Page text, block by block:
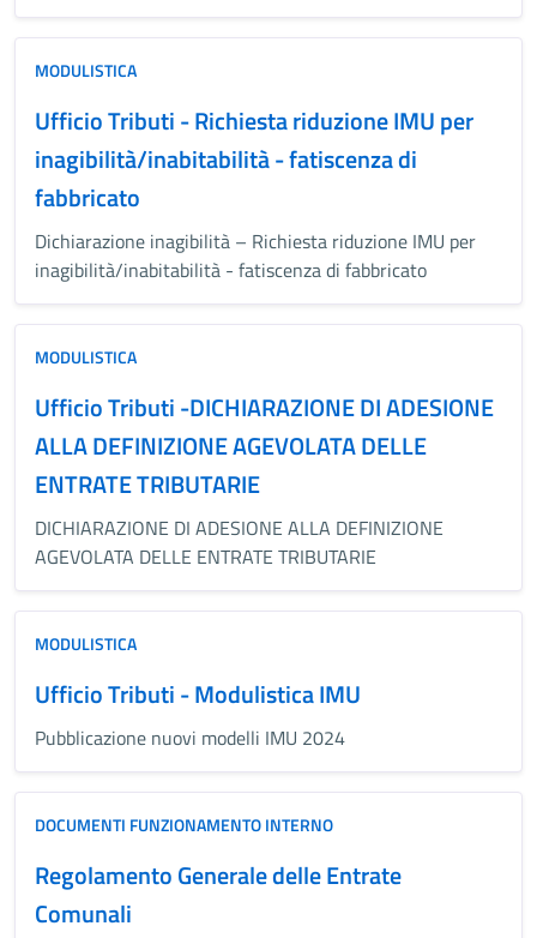
MODULISTICA
Ufficio Tributi - Richiesta riduzione IMU per
inagibilità/inabitabilità - fatiscenza di
fabbricato
Dichiarazione inagibilità – Richiesta riduzione IMU per
inagibilità/inabitabilità - fatiscenza di fabbricato
MODULISTICA
Ufficio Tributi -DICHIARAZIONE DI ADESIONE
ALLA DEFINIZIONE AGEVOLATA DELLE
ENTRATE TRIBUTARIE
DICHIARAZIONE DI ADESIONE ALLA DEFINIZIONE
AGEVOLATA DELLE ENTRATE TRIBUTARIE
MODULISTICA
Ufficio Tributi - Modulistica IMU
Pubblicazione nuovi modelli IMU 2024
DOCUMENTI FUNZIONAMENTO INTERNO
Regolamento Generale delle Entrate
Comunali